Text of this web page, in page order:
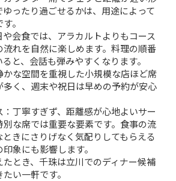
ったり過ごせるかは、用途によって
。
や会食では、アラカルトよりもコース
れを自然に楽しめます。料理の順番
と、会話も弾みやすくなります。
かな空間を重視した小規模な店ほど席
く、週末や祝日は早めの予約が安心
丁寧すぎず、距離感が心地よいサー
別な席では重要な要素です。食事の流
きにさりげなく気配りしてもらえる
象にも影響します。
たとき、千珠は立川でのディナー候補
い一軒です。